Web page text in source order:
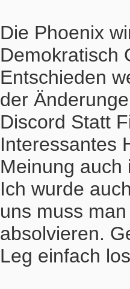
Die Phoenix
Demokratisch
Entschieden
der
Discord Statt
Interessantes
Meinung auch
Ich wurde
uns muss
absolvieren.
Leg einfach